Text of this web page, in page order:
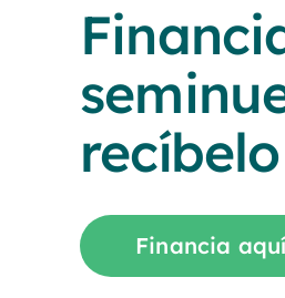
Financia aquí